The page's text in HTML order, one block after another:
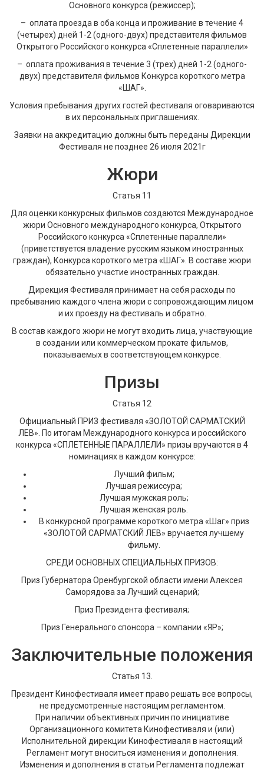
Основного конкурса (режиссер);
– оплата проезда в оба конца и проживание в течение 4
(четырех) дней 1-2 (одного-двух) представителя фильмов
Открытого Российского конкурса «Сплетенные параллели»
– оплата проживания в течение 3 (трех) дней 1-2 (одного-
двух) представителя фильмов Конкурса короткого метра
«ШАГ».
Условия пребывания других гостей фестиваля оговариваются
в их персональных приглашениях.
Заявки на аккредитацию должны быть переданы Дирекции
Фестиваля не позднее 26 июля 2021г
Жюри
Статья 11
Для оценки конкурсных фильмов создаются Международное
жюри Основного международного конкурса, Открытого
Российского конкурса «Сплетенные параллели»
(приветствуется владение русским языком иностранных
граждан), Конкурса короткого метра «ШАГ». В составе жюри
обязательно участие иностранных граждан.
Дирекция Фестиваля принимает на себя расходы по
пребыванию каждого члена жюри с сопровождающим лицом
и их проезду на фестиваль и обратно.
В состав каждого жюри не могут входить лица, участвующие
в создании или коммерческом прокате фильмов,
показываемых в соответствующем конкурсе.
Призы
Статья 12
Официальный ПРИЗ фестиваля «ЗОЛОТОЙ САРМАТСКИЙ
ЛЕВ». По итогам Международного конкурса и российского
конкурса «СПЛЕТЕННЫЕ ПАРАЛЛЕЛИ» призы вручаются в 4
номинациях в каждом конкурсе:
Лучший фильм;
Лучшая режиссура;
Лучшая мужская роль;
Лучшая женская роль.
В конкурсной программе короткого метра «Шаг» приз
«ЗОЛОТОЙ САРМАТСКИЙ ЛЕВ» вручается лучшему
фильму.
СРЕДИ ОСНОВНЫХ СПЕЦИАЛЬНЫХ ПРИЗОВ:
Приз Губернатора Оренбургской области имени Алексея
Саморядова за Лучший сценарий;
Приз Президента фестиваля;
Приз Генерального спонсора – компании «ЯР»;
Заключительные положения
Статья 13.
Президент Кинофестиваля имеет право решать все вопросы,
не предусмотренные настоящим регламентом.
При наличии объективных причин по инициативе
Организационного комитета Кинофестиваля и (или)
Исполнительной дирекции Кинофестиваля в настоящий
Регламент могут вноситься изменения и дополнения.
Изменения и дополнения в статьи Регламента подлежат